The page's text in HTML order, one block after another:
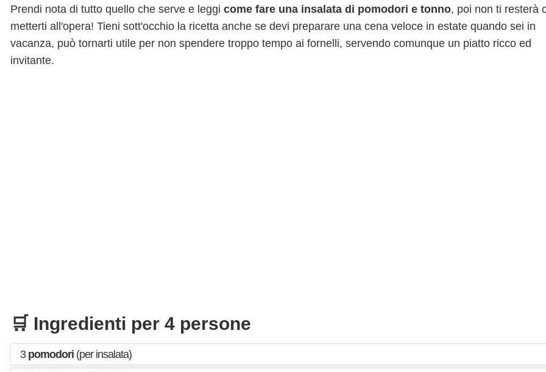
Prendi nota di tutto quello che serve e leggi come fare una insalata di pomodori e tonno, poi non ti resterà
metterti all'opera! Tieni sott'occhio la ricetta anche se devi preparare una cena veloce in estate quando sei in
vacanza, può tornarti utile per non spendere troppo tempo ai fornelli, servendo comunque un piatto ricco ed
invitante.
🛒 Ingredienti per 4 persone
3 pomodori (per insalata)